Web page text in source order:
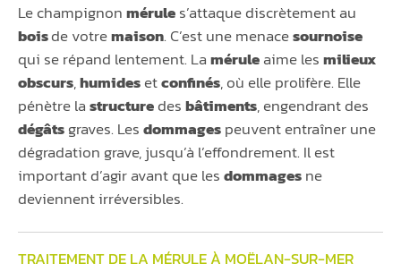
Le champignonmérules’attaque discrètement au
boisde votremaison. C’est une menacesournoise
qui se répand lentement. Laméruleaime lesmilieux
obscurs,humidesetconfinés, où elle prolifère. Elle
pénètre lastructuredesbâtiments, engendrant des
dégâtsgraves. Lesdommagespeuvent entraîner une
dégradation grave, jusqu’à l’effondrement. Il est
important d’agir avant que lesdommagesne
deviennent irréversibles.
TRAITEMENT DE LA MÉRULE À MOËLAN-SUR-MER